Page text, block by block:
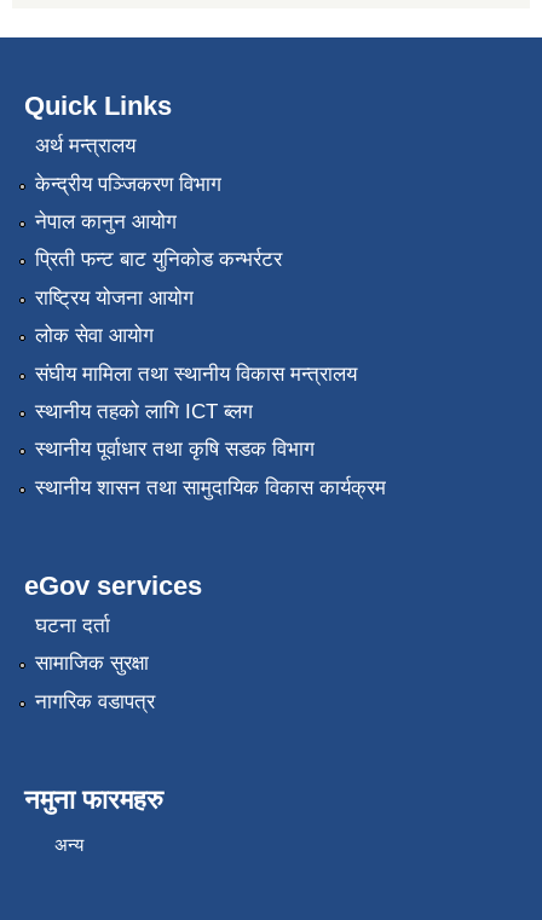
Quick Links
अर्थ मन्त्रालय
केन्द्रीय पञ्जिकरण विभाग
नेपाल कानुन आयोग
प्रिती फन्ट बाट युनिकोड कन्भर्रटर
राष्ट्रिय योजना आयोग
लोक सेवा आयोग
संघीय मामिला तथा स्थानीय विकास मन्त्रालय
स्थानीय तहको लागि ICT ब्लग
स्थानीय पूर्वाधार तथा कृषि सडक विभाग
स्थानीय शासन तथा सामुदायिक विकास कार्यक्रम
eGov services
घटना दर्ता
सामाजिक सुरक्षा
नागरिक वडापत्र
नमुना फारमहरु
अन्य